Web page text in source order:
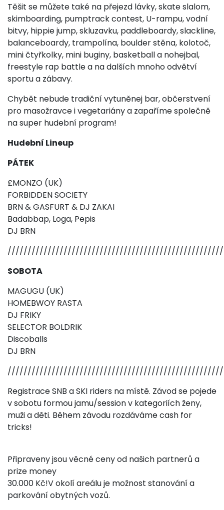
Těšit se můžete také na přejezd lávky, skate slalom,
skimboarding, pumptrack contest, U-rampu, vodní
bitvy, hippie jump, skluzavku, paddleboardy, slackline,
balanceboardy, trampolína, boulder stěna, kolotoč,
mini čtyřkolky, mini buginy, basketball a nohejbal,
freestyle rap battle a na dalších mnoho odvětví
sportu a zábavy.
Chybět nebude tradiční vytuněnej bar, občerstvení
pro masožravce i vegetariány a zapaříme společně
na super hudební program!
Hudební Lineup
PÁTEK
£MONZO (UK)
FORBIDDEN SOCIETY
BRN & GASFURT & DJ ZAKAI
Badabbap, Loga, Pepis
DJ BRN
SOBOTA
MAGUGU (UK)
HOMEBWOY RASTA
DJ FRIKY
SELECTOR BOLDRIK
Discoballs
DJ BRN
Registrace SNB a SKI riders na místě. Závod se pojede
v sobotu formou jamu/session v kategoriích ženy,
muži a děti. Během závodu rozdáváme cash for
tricks!
Připraveny jsou věcné ceny od našich partnerů a
prize money
30.000 Kč!V okolí areálu je možnost stanování a
parkování obytných vozů.